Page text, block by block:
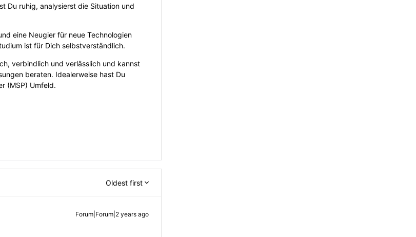
Du ruhig, analysierst die Situation und
eine Neugier für neue Technologien
ist für Dich selbstverständlich.
verbindlich und verlässlich und kannst
beraten. Idealerweise hast Du
(MSP) Umfeld.
Oldest first
Forum|Forum|2 years ago